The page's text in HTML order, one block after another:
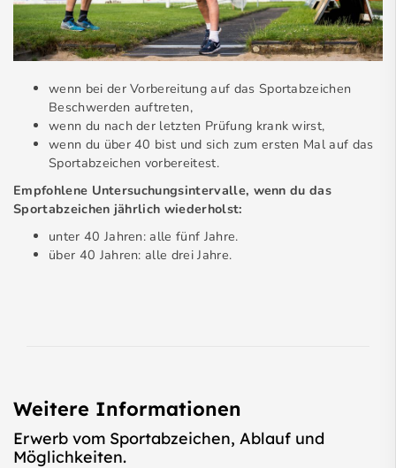
wenn bei der Vorbereitung auf das Sportabzeichen
Beschwerden auftreten,
wenn du nach der letzten Prüfung krank wirst,
wenn du über 40 bist und sich zum ersten Mal auf das
Sportabzeichen vorbereitest.
Empfohlene Untersuchungsintervalle, wenn du das
Sportabzeichen jährlich wiederholst:
unter 40 Jahren: alle fünf Jahre.
über 40 Jahren: alle drei Jahre.
Weitere Informationen
Erwerb vom Sportabzeichen, Ablauf und
Möglichkeiten.